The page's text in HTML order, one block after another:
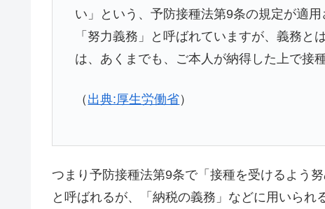
い」という、予防接種法第9条の規定が適
「努力義務」と呼ばれていますが、義務
は、あくまでも、ご本人が納得した上で接
（ 出典:厚生労働省）
つまり予防接種法第9条で「接種を受けるよう
と呼ばれるが、「納税の義務」などに用いら